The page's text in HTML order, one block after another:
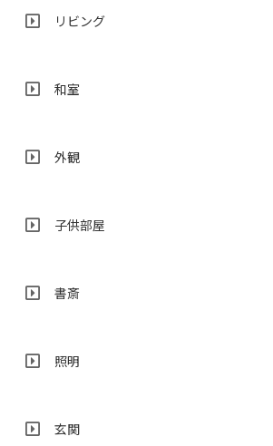
リビング
和室
外観
子供部屋
書斎
照明
玄関